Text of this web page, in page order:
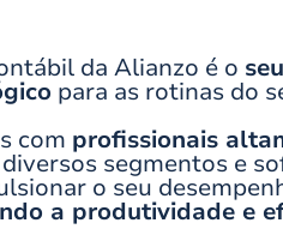
da Alianzo é o
para as rotinas do
com profissionais
segmentos e
o seu
a produtividade e